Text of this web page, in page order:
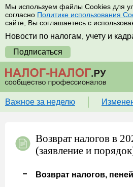
Мы используем файлы Cookies для
согласно Политике использования
сайте, Вы соглашаетесь с
Новости по налогам, учету и
Подписаться
Важное за неделю
Возврат налогов в
(заявление и
Возврат налогов,